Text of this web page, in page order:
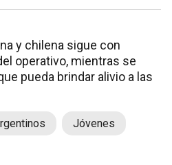
y chilena sigue con
operativo, mientras se
pueda brindar alivio a las
Jóvenes